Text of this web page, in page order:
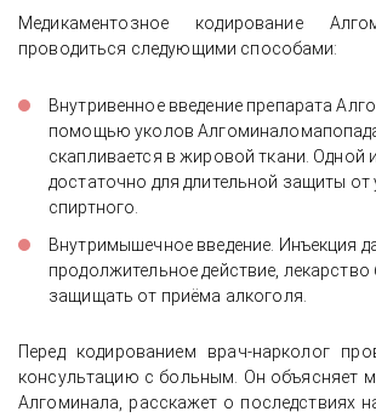
Медикаментозное кодирование
проводиться следующими способами:
Внутривенное введение препарата
помощью уколов
скапливается в жировой ткани. Одной
достаточно для длительной защиты от
спиртного.
Внутримышечное введение. Инъекция
продолжительное действие, лекарство
защищать от приёма алкоголя.
Перед кодированием врач-нарколог
консультацию с больным. Он объясняет
Алгоминала, расскажет о последствиях